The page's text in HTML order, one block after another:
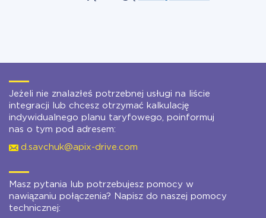
Jeżeli nie znalazłeś potrzebnej usługi na liście
integracji lub chcesz otrzymać kalkulację
indywidualnego planu taryfowego, poinformuj
nas o tym pod adresem:
d.savchuk@apix-drive.com
Masz pytania lub potrzebujesz pomocy w
nawiązaniu połączenia? Napisz do naszej pomocy
technicznej: